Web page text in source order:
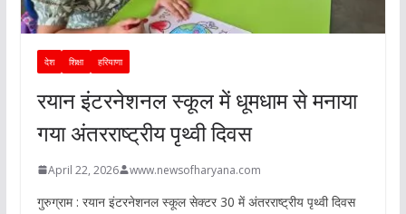
देश शिक्षा हरियाणा
रयान इंटरनेशनल स्कूल में धूमधाम से मनाया
गया अंतरराष्ट्रीय पृथ्वी दिवस
April 22, 2026 www.newsofharyana.com
गुरुग्राम : रयान इंटरनेशनल स्कूल सेक्टर 30 में अंतरराष्ट्रीय पृथ्वी दिवस